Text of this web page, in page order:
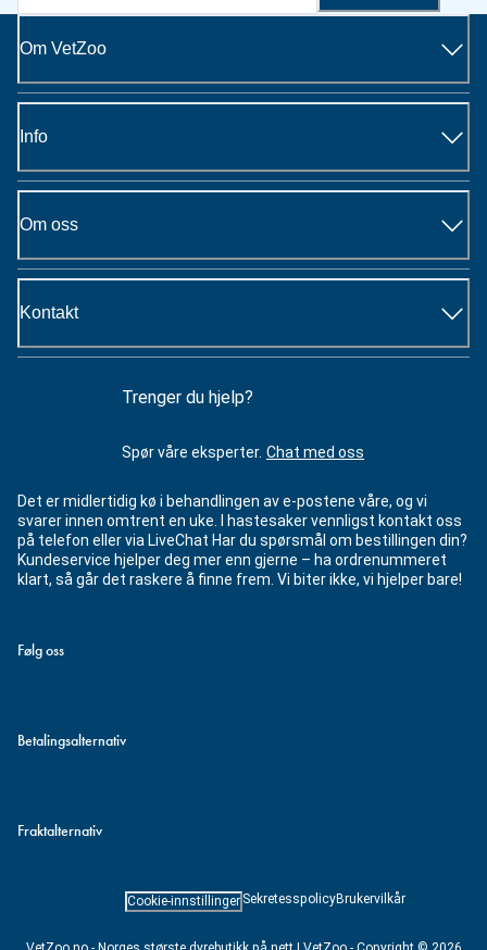
Om VetZoo
Info
Om oss
Kontakt
Trenger du hjelp?
Spør våre eksperter. Chat med oss
Det er midlertidig kø i behandlingen av e-postene våre, og vi
svarer innen omtrent en uke. I hastesaker vennligst kontakt oss
på telefon eller via LiveChat Har du spørsmål om bestillingen din?
Kundeservice hjelper deg mer enn gjerne – ha ordrenummeret
klart, så går det raskere å finne frem. Vi biter ikke, vi hjelper bare!
Følg oss
Betalingsalternativ
Fraktalternativ
Cookie-innstillinger SekretesspolicyBrukervilkår